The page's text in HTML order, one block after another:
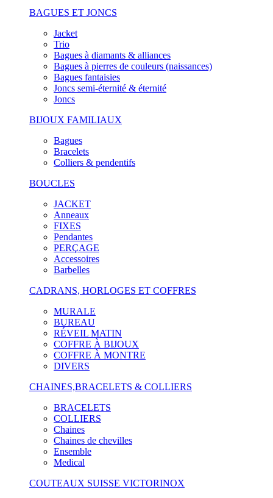
BAGUES ET JONCS
Jacket
Trio
Bagues à diamants & alliances
Bagues à pierres de couleurs (naissances)
Bagues fantaisies
Joncs semi-éternité & éternité
Joncs
BIJOUX FAMILIAUX
Bagues
Bracelets
Colliers & pendentifs
BOUCLES
JACKET
Anneaux
FIXES
Pendantes
PERÇAGE
Accessoires
Barbelles
CADRANS, HORLOGES ET COFFRES
MURALE
BUREAU
RÉVEIL MATIN
COFFRE À BIJOUX
COFFRE À MONTRE
DIVERS
CHAINES,BRACELETS & COLLIERS
BRACELETS
COLLIERS
Chaines
Chaines de chevilles
Ensemble
Medical
COUTEAUX SUISSE VICTORINOX